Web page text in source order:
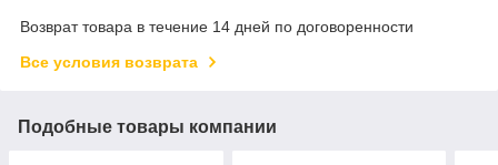
Возврат товара в течение 14 дней по договоренности
Все условия возврата
Подобные товары компании